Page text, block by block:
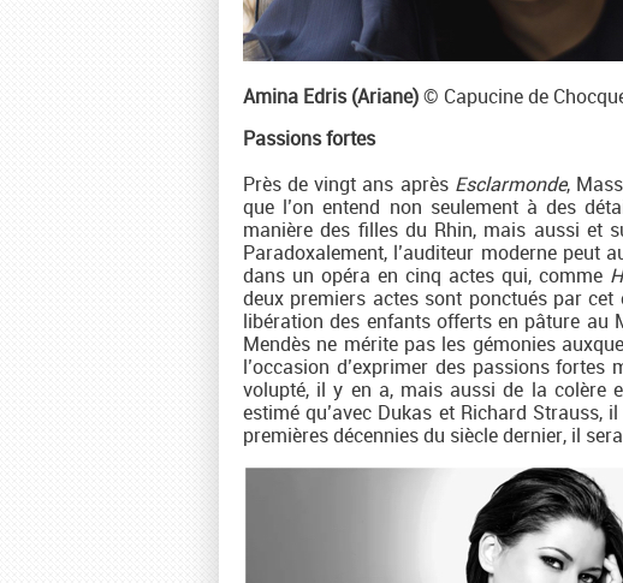
Amina Edris (Ariane)© Capucine de
Passions fortes
Près de vingt ans après Esclarmonde,
que l’on entend non seulement à des
manière des filles du Rhin, mais aussi et
Paradoxalement, l’auditeur moderne peut
dans un opéra en cinq actes qui, comme
deux premiers actes sont ponctués par
libération des enfants offerts en pâture au
Mendès ne mérite pas les gémonies
l’occasion d’exprimer des passions
volupté, il y en a, mais aussi de la colère
estimé qu’avec Dukas et Richard
premières décennies du siècle dernier, il